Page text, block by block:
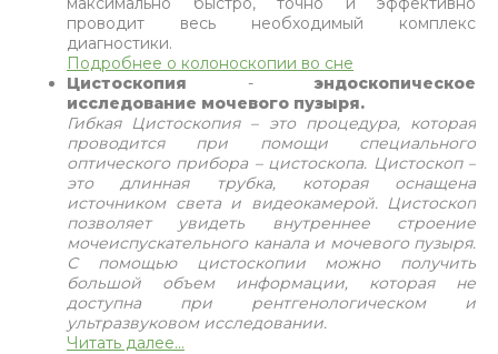
проводит весь необходимый комплекс
диагностики.
Подробнее о колоноскопии во сне
Цистоскопия - эндоскопическое
исследование мочевого пузыря.
Гибкая Цистоскопия – это процедура, которая
проводится при помощи специального
оптического прибора – цистоскопа. Цистоскоп –
это длинная трубка, которая оснащена
источником света и видеокамерой. Цистоскоп
позволяет увидеть внутреннее строение
мочеиспускательного канала и мочевого пузыря.
С помощью цистоскопии можно получить
большой объем информации, которая не
доступна при рентгенологическом и
ультразвуковом исследовании.
Читать далее...